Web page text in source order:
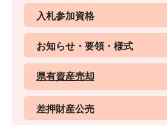
入札参加資格
お知らせ・要領・様式
県有資産売却
差押財産公売